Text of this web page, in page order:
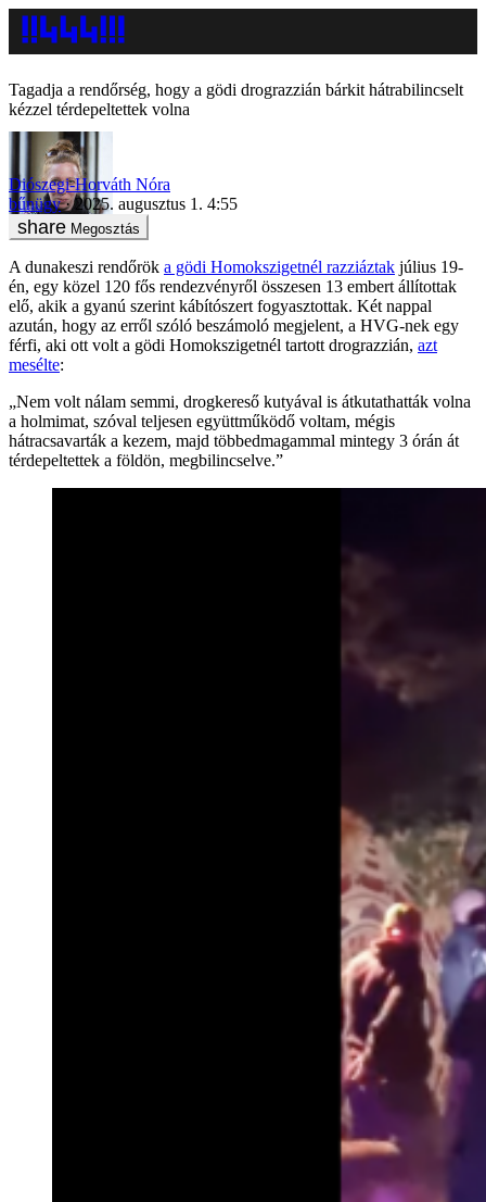
Tagadja a rendőrség, hogy a gödi drograzzián bárkit hátrabilincselt
kézzel térdepeltettek volna
Diószegi-Horváth Nóra
bűnügy
2025. augusztus 1. 4:55
Megosztás
A dunakeszi rendőrök a gödi Homokszigetnél razziáztak július 19-
én, egy közel 120 fős rendezvényről összesen 13 embert állítottak
elő, akik a gyanú szerint kábítószert fogyasztottak. Két nappal
azután, hogy az erről szóló beszámoló megjelent, a HVG-nek egy
férfi, aki ott volt a gödi Homokszigetnél tartott drograzzián, azt
mesélte:
„Nem volt nálam semmi, drogkereső kutyával is átkutathatták volna
a holmimat, szóval teljesen együttműködő voltam, mégis
hátracsavarták a kezem, majd többedmagammal mintegy 3 órán át
térdepeltettek a földön, megbilincselve.”